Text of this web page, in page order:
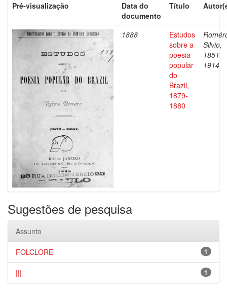
Pré-visualização
Data do
documento
Título
1888
Estudos
sobre a
poesia
popular
do
Brazil,
1879-
1880
Silvio,
1851-
1914
Sugestões de pesquisa
Assunto
1
FOLCLORE
1
|||